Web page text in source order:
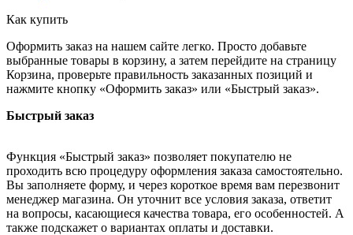
Как купить
Оформить заказ на нашем сайте легко. Просто добавьте
выбранные товары в корзину, а затем перейдите на страницу
Корзина, проверьте правильность заказанных позиций и
нажмите кнопку «Оформить заказ» или «Быстрый заказ».
Быстрый заказ
Функция «Быстрый заказ» позволяет покупателю не
проходить всю процедуру оформления заказа самостоятельно.
Вы заполняете форму, и через короткое время вам перезвонит
менеджер магазина. Он уточнит все условия заказа, ответит
на вопросы, касающиеся качества товара, его особенностей. А
также подскажет о вариантах оплаты и доставки.